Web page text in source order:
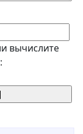
вычислите